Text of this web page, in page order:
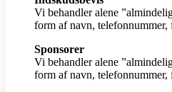
Vi behandler alene
form af navn, telefonnummer,
Sponsorer
Vi behandler alene
form af navn, telefonnummer,